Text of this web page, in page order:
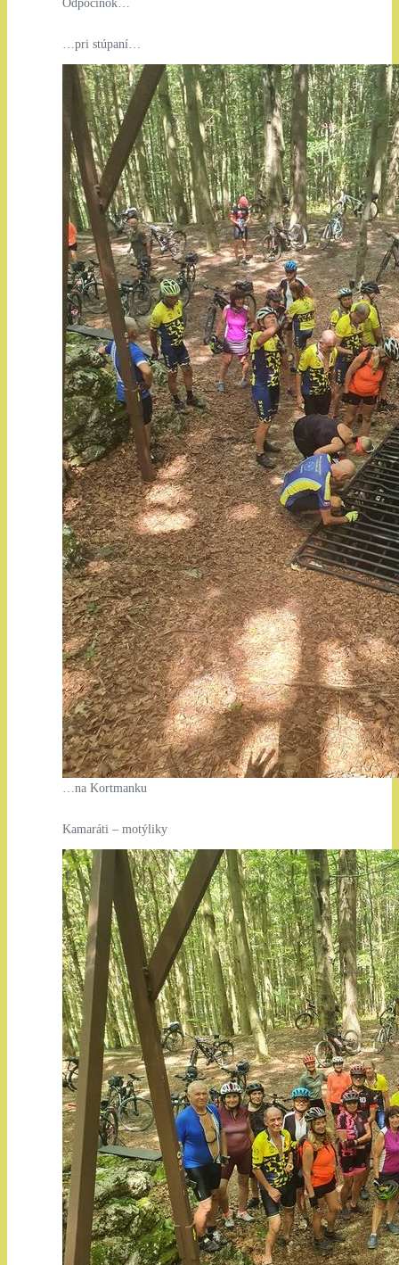
Odpočinok…
…pri stúpaní…
…na Kortmanku
Kamaráti – motýliky